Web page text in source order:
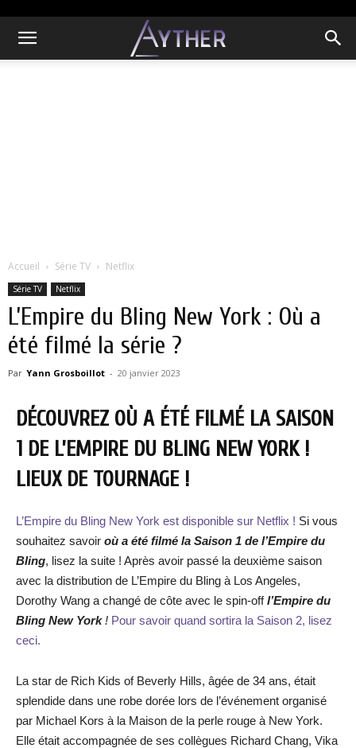
Accueil Série TV Netflix
Série TV Netflix
L’Empire du Bling New York : Où a
été filmé la série ?
Par Yann Grosboillot - 20 janvier 2023
DÉCOUVREZ OÙ A ÉTÉ FILMÉ LA SAISON
1 DE L’EMPIRE DU BLING NEW YORK !
LIEUX DE TOURNAGE !
L’Empire du Bling New York est disponible sur Netflix ! Si vous
souhaitez savoir où a été filmé la Saison 1 de l’Empire du
Bling, lisez la suite ! Après avoir passé la deuxième saison
avec la distribution de L’Empire du Bling à Los Angeles,
Dorothy Wang a changé de côte avec le spin-offl’Empire du
Bling New York! Pour savoir quand sortira la Saison 2, lisez
ceci.
La star de Rich Kids of Beverly Hills, âgée de 34 ans, était
splendide dans une robe dorée lors de l’événement organisé
par Michael Kors à la Maison de la perle rouge à New York.
Elle était accompagnée de ses collègues Richard Chang, Vika